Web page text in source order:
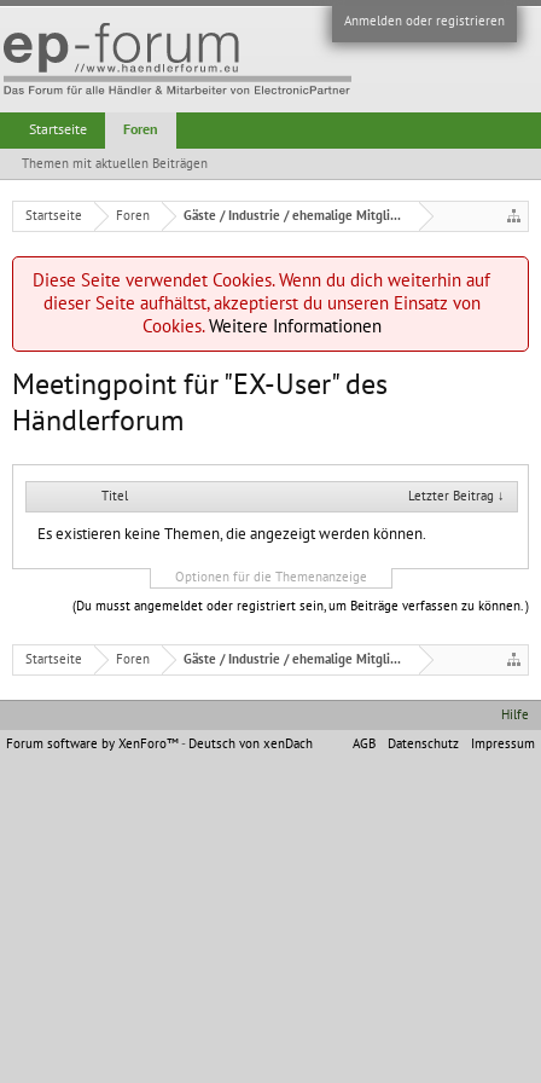
Anmelden oder registrieren
Startseite Foren Gäste / Industrie / ehemalige Mitglieder
Diese Seite verwendet Cookies. Wenn du dich weiterhin auf
dieser Seite aufhältst, akzeptierst du unseren Einsatz von
Cookies.Weitere Informationen
Meetingpoint für "EX-User" des
Händlerforum
Titel Letzter Beitrag ↓
Es existieren keine Themen, die angezeigt werden können.
Optionen für die Themenanzeige
(Du musst angemeldet oder registriert sein, um Beiträge verfassen zu können. )
Startseite Foren Gäste / Industrie / ehemalige Mitglieder
Startseite Foren
Themen mit aktuellen Beiträgen
Hilfe
AGB
Datenschutz Impressum
Forum software by XenForo™- Deutsch von xenDach